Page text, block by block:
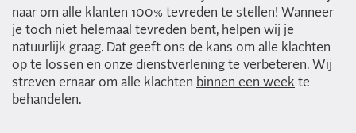
naar om alle klanten 100% tevreden te stellen! Wanneer
je toch niet helemaal tevreden bent, helpen wij je
natuurlijk graag. Dat geeft ons de kans om alle klachten
op te lossen en onze dienstverlening te verbeteren. Wij
streven ernaar om alle klachten binnen een week te
behandelen.